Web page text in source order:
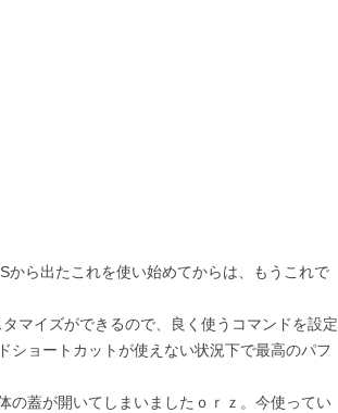
から出たこれを使い始めてからは、もうこれで
マイズができるので、良く使うコマンドを設定
ショートカットが使えない状況下で最高のパフ
の蓋が開いてしまいましたｏｒｚ。今使ってい